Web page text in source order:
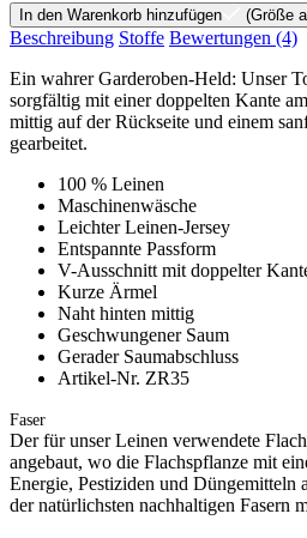
In den Warenkorb hinzufügen (Größe
Beschreibung Stoffe Bewertungen (4)
Ein wahrer Garderoben-Held: Unser
sorgfältig mit einer doppelten Kante
mittig auf der Rückseite und einem
gearbeitet.
100 % Leinen
Maschinenwäsche
Leichter Leinen-Jersey
Entspannte Passform
V-Ausschnitt mit doppelter
Kurze Ärmel
Naht hinten mittig
Geschwungener Saum
Gerader Saumabschluss
Artikel-Nr. ZR35
Faser
Der für unser Leinen verwendete
angebaut, wo die Flachspflanze mit
Energie, Pestiziden und Düngemitteln
der natürlichsten nachhaltigen Fasern